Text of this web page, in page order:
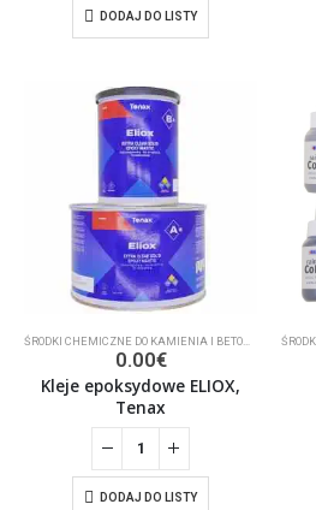
DODAJ DO LISTY
KLEJ
0.00€
Kleje epoksydowe ELIOX,
Tenax
DODAJ DO LISTY